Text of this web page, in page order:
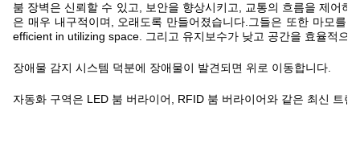
붐 장벽은 신뢰할 수 있고, 보안을 향상시키고, 교통의 흐름을 제어
은 매우 내구적이며, 오래도록 만들어졌습니다.그들은 또한 마모를
efficient in utilizing space. 그리고 유지보수가 낮고 공간을 효율적으
장애물 감지 시스템 덕분에 장애물이 발견되면 위로 이동합니다.
자동화 구역은 LED 붐 버라이어, RFID 붐 버라이어와 같은 최신 트